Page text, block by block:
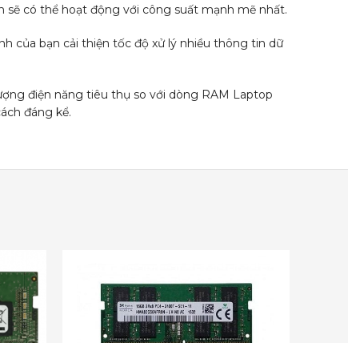
có thể hoạt động với công suất mạnh mẽ nhất.
của bạn cải thiện tốc độ xử lý nhiều thông tin dữ
điện năng tiêu thụ so với dòng RAM Laptop
đáng kể.